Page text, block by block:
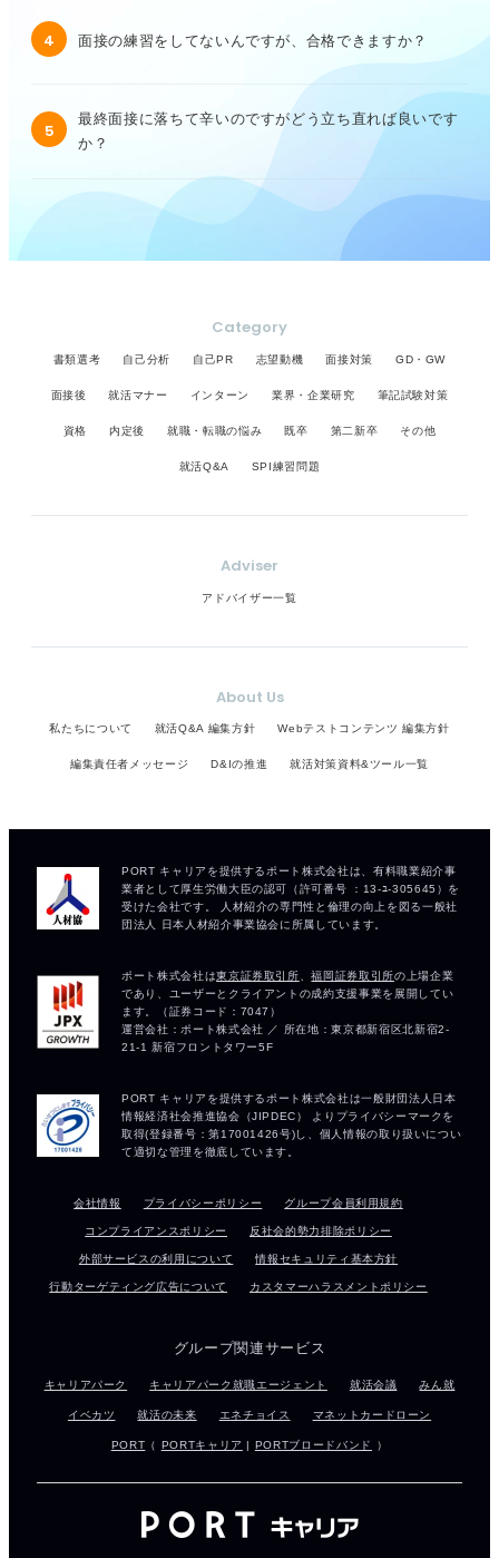
4 面接の練習をしてないんですが、合格できますか？
5
最終面接に落ちて辛いのですがどう立ち直れば良いです
か？
Category
書類選考 自己分析 自己PR 志望動機 面接対策 GD・GW
面接後 就活マナー インターン 業界・企業研究 筆記試験対策
資格 内定後 就職・転職の悩み 既卒 第二新卒 その他
就活Q&A SPI練習問題
Adviser
アドバイザー一覧
About Us
私たちについて 就活Q&A 編集方針 Webテストコンテンツ 編集方針
編集責任者メッセージ D&Iの推進 就活対策資料&ツール一覧
会社情報 プライバシーポリシー グループ会員利用規約
コンプライアンスポリシー 反社会的勢力排除ポリシー
外部サービスの利用について 情報セキュリティ基本方針
行動ターゲティング広告について カスタマーハラスメントポリシー